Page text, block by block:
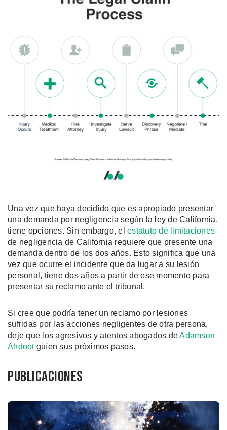
Una vez que haya decidido que es apropiado presentar
una demanda por negligencia según la ley de California,
tiene opciones. Sin embargo, el estatuto de limitaciones
de negligencia de California requiere que presente una
demanda dentro de los dos años. Esto significa que una
vez que ocurre el incidente que da lugar a su lesión
personal, tiene dos años a partir de ese momento para
presentar su reclamo ante el tribunal.
Si cree que podría tener un reclamo por lesiones
sufridas por las acciones negligentes de otra persona,
deje que los agresivos y atentos abogados deAdamson
Ahdootguíen sus próximos pasos.
Publicaciones